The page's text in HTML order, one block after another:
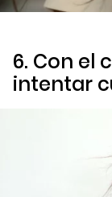
6. Con el
intentar